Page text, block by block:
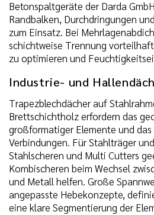
Betonspaltgeräte der Darda
Randbalken, Durchdringungen
zum Einsatz. Bei
schichtweise Trennung
zu optimieren und
Industrie- und
Trapezblechdächer auf
Brettschichtholz erfordern das
großformatiger Elemente und
Verbindungen. Für Stahlträger
Stahlscheren und Multi Cutters
Kombischeren beim Wechsel
und Metall helfen. Große
angepasste Hebekonzepte,
eine klare Segmentierung der